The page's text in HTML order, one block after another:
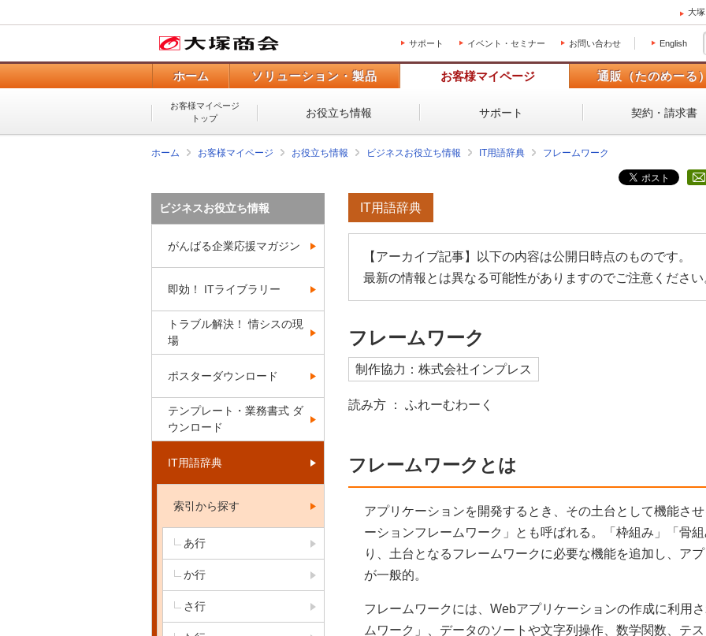
大
サポート イベント・セミナー お問い合わせ English
ホーム ソリューション・製品 お客様マイページ 通販（たのめーる
お客様マイページ
トップ
お役立ち情報 サポート 契約・請求書
ホーム お客様マイページ お役立ち情報 ビジネスお役立ち情報 IT用語辞典 フレームワーク
IT用語辞典
【アーカイブ記事】以下の内容は公開日時点のものです。
最新の情報とは異なる可能性がありますのでご注意ください
フレームワーク
制作協力：株式会社インプレス
読み方 ： ふれーむわーく
フレームワークとは
アプリケーションを開発するとき、その土台として機能さ
ーションフレームワーク」とも呼ばれる。「枠組み」「骨
り、土台となるフレームワークに必要な機能を追加し、ア
が一般的。
フレームワークには、Webアプリケーションの作成に利用
ムワーク」、データのソートや文字列操作、数学関数、テ
ビジネスお役立ち情報
がんばる企業応援マガジン
即効！ ITライブラリー
トラブル解決！ 情シスの現
場
ポスターダウンロード
テンプレート・業務書式 ダ
ウンロード
IT用語辞典
索引から探す
あ行
か行
さ行